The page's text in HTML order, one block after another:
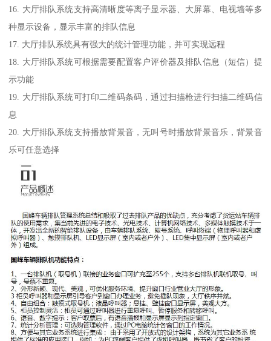
16. 大厅排队系统支持高清晰度等离子显示器、大屏幕、电视墙等多
种显示设备，显示丰富的排队信息
17. 大厅排队系统具有强大的统计管理功能，并可实现远程
18. 大厅排队系统可根据需要配置客户评价器及排队信息（短信）提
示功能
19. 大厅排队系统可打印二维码条码，通过扫描枪进行扫描二维码信
息
20. 大厅排队系统支持播放背景音，无叫号时播放背景音乐，背景音
乐可任意选择